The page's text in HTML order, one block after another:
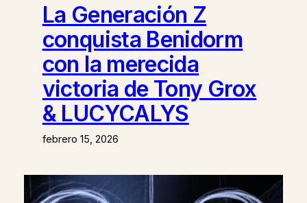
La Generación Z
conquista Benidorm
con la merecida
victoria de Tony Grox
& LUCYCALYS
febrero 15, 2026